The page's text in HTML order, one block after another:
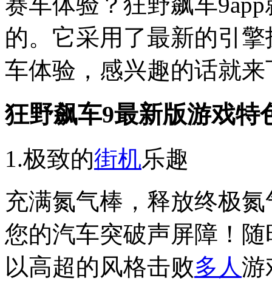
的。它采用了最新的引
车体验，感兴趣的话就
狂野飙车9最新版游戏特
1.极致的街机乐趣
充满氮气棒，释放终极
您的汽车突破声屏障！
以高超的风格击败多人游